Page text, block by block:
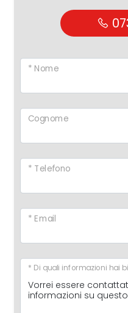
* Nome
Cognome
* Telefono
* Email
* Di quali informazioni hai